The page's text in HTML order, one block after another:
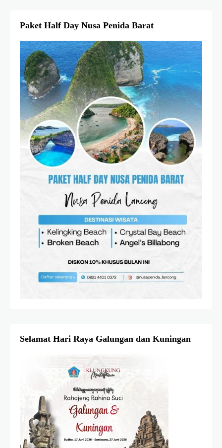
Paket Half Day Nusa Penida Barat
Selamat Hari Raya Galungan dan Kuningan